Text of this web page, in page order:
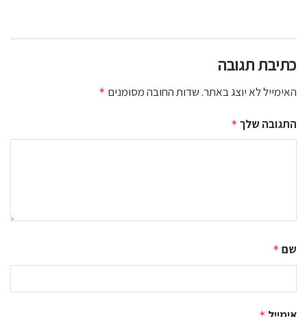
כתיבת תגובה
האימייל לא יוצג באתר.שדות החובה מסומנים *
התגובה שלך *
שם *